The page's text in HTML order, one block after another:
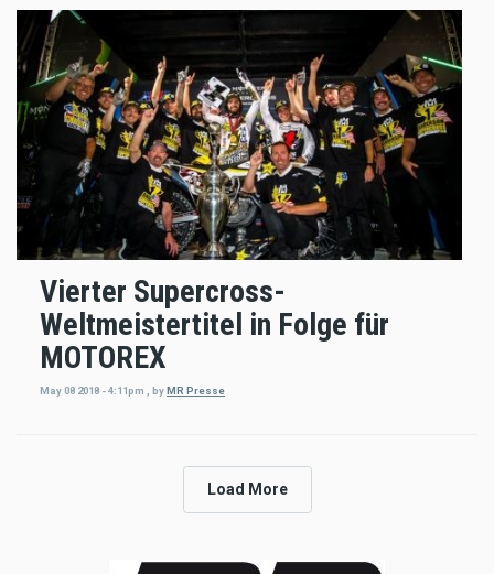
Vierter Supercross-
Weltmeistertitel in Folge für
MOTOREX
May 08 2018 - 4:11pm byMR Presse
Load More